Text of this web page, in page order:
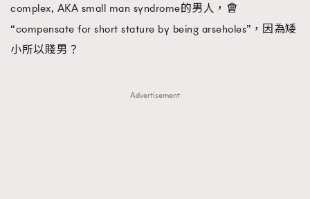
complex, AKA small man syndrome的男人，會
“compensate for short stature by being arseholes”，因為矮
小所以賤男？
Advertisement